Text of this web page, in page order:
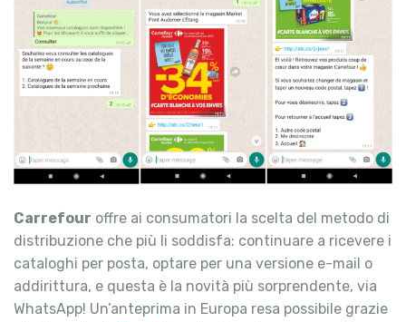
Carrefour offre ai consumatori la scelta del metodo di
distribuzione che più li soddisfa: continuare a ricevere i
cataloghi per posta, optare per una versione e-mail o
addirittura, e questa è la novità più sorprendente, via
WhatsApp! Un’anteprima in Europa resa possibile grazie